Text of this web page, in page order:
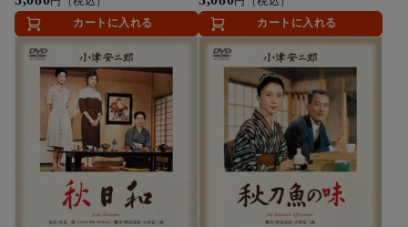
カートに入れる
カートに入れる